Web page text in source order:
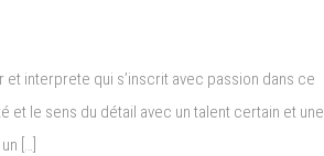
interprete qui s’inscrit avec passion dans ce
et le sens du détail avec un talent certain et une
[…]